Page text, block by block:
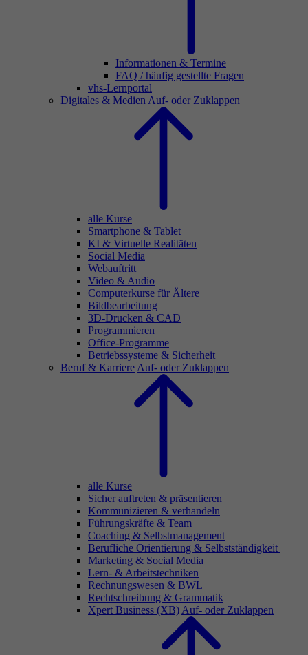
Informationen & Termine
FAQ / häufig gestellte Fragen
vhs-Lernportal
Digitales & Medien Auf- oder Zuklappen
alle Kurse
Smartphone & Tablet
KI & Virtuelle Realitäten
Social Media
Webauftritt
Video & Audio
Computerkurse für Ältere
Bildbearbeitung
3D-Drucken & CAD
Programmieren
Office-Programme
Betriebssysteme & Sicherheit
Beruf & Karriere Auf- oder Zuklappen
alle Kurse
Sicher auftreten & präsentieren
Kommunizieren & verhandeln
Führungskräfte & Team
Coaching & Selbstmanagement
Berufliche Orientierung & Selbstständigkeit
Marketing & Social Media
Lern- & Arbeitstechniken
Rechnungswesen & BWL
Rechtschreibung & Grammatik
Xpert Business (XB) Auf- oder Zuklappen